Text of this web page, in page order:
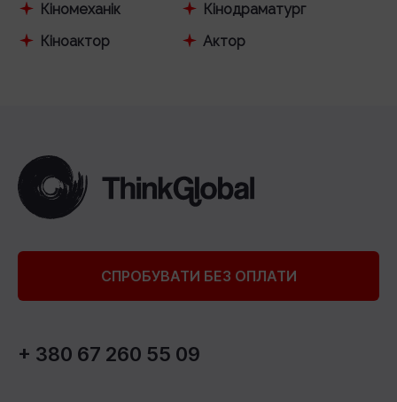
Кіномеханік
Кінодраматург
Кіноактор
Актор
СПРОБУВАТИ БЕЗ ОПЛАТИ
+ 380 67 260 55 09